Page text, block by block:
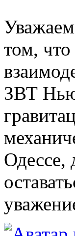
том,
ЗВТ
Одессе,